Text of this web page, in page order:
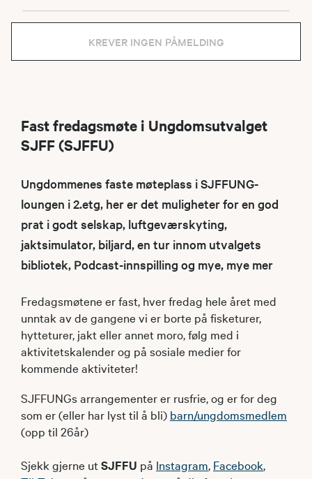
KREVER INGEN PÅMELDING
Fast fredagsmøte i Ungdomsutvalget
SJFF (SJFFU)
Ungdommenes faste møteplass i SJFFUNG-
loungen i 2.etg, her er det muligheter for en god
prat i godt selskap, luftgeværskyting,
jaktsimulator, biljard, en tur innom utvalgets
bibliotek, Podcast-innspilling og mye, mye mer
Fredagsmøtene er fast, hver fredag hele året med
unntak av de gangene vi er borte på fisketurer,
hytteturer, jakt eller annet moro, følg med i
aktivitetskalender og på sosiale medier for
kommende aktiviteter!
SJFFUNGs arrangementer er rusfrie, og er for deg
som er (eller har lyst til å bli) barn/ungdomsmedlem
(opp til 26år)
Sjekk gjerne utSJFFU på Instagram, Facebook,